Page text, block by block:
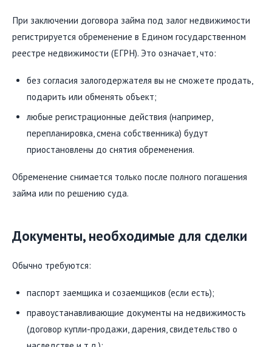
При заключении договора займа под залог недвижимости
регистрируется обременение в Едином государственном
реестре недвижимости (ЕГРН). Это означает, что:
без согласия залогодержателя вы не сможете продать,
подарить или обменять объект;
любые регистрационные действия (например,
перепланировка, смена собственника) будут
приостановлены до снятия обременения.
Обременение снимается только после полного погашения
займа или по решению суда.
Документы, необходимые для сделки
Обычно требуются:
паспорт заемщика и созаемщиков (если есть);
правоустанавливающие документы на недвижимость
(договор купли-продажи, дарения, свидетельство о